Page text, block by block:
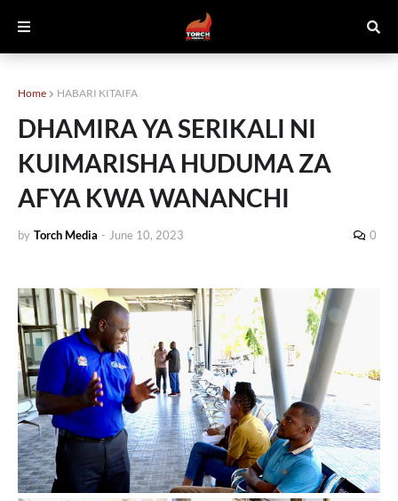
Home HABARI KITAIFA
DHAMIRA YA SERIKALI NI
KUIMARISHA HUDUMA ZA
AFYA KWA WANANCHI
by Torch Media - June 10, 2023 0